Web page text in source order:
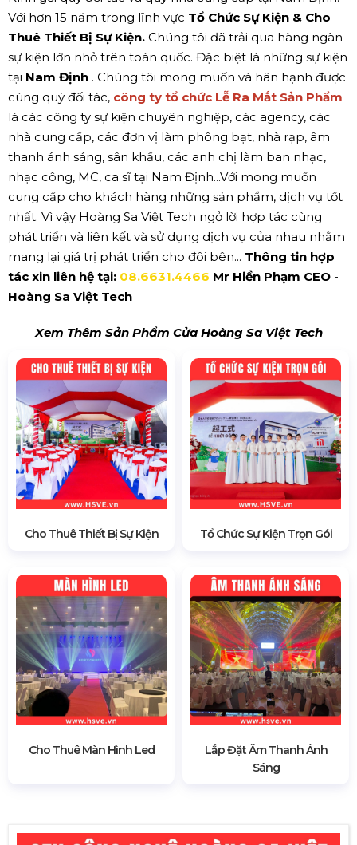
Với hơn 15 năm trong lĩnh vực Tổ Chức Sự Kiện & Cho
Thuê Thiết Bị Sự Kiện. Chúng tôi đã trải qua hàng ngàn
sự kiện lớn nhỏ trên toàn quốc. Đặc biệt là những sự kiện
tại Nam Định . Chúng tôi mong muốn và hân hạnh được
cùng quý đối tác, công ty tổ chức Lễ Ra Mắt Sản Phẩm
là các công ty sự kiện chuyên nghiệp, các agency, các
nhà cung cấp, các đơn vị làm phông bạt, nhà rạp, âm
thanh ánh sáng, sân khấu, các anh chị làm ban nhạc,
nhạc công, MC, ca sĩ tại Nam Định...Với mong muốn
cung cấp cho khách hàng những sản phẩm, dịch vụ tốt
nhất. Vì vậy Hoàng Sa Việt Tech ngỏ lời hợp tác cùng
phát triển và liên kết và sử dụng dịch vụ của nhau nhằm
mang lại giá trị phát triển cho đôi bên... Thông tin hợp
tác xin liên hệ tại: 08.6631.4466 Mr Hiền Phạm CEO -
Hoàng Sa Việt Tech
Xem Thêm Sản Phẩm Cửa Hoàng Sa Việt Tech
Cho Thuê Thiết Bị Sự Kiện Tổ Chức Sự Kiện Trọn Gói
Cho Thuê Màn Hình Led
Lắp Đặt Âm Thanh Ánh
Sáng